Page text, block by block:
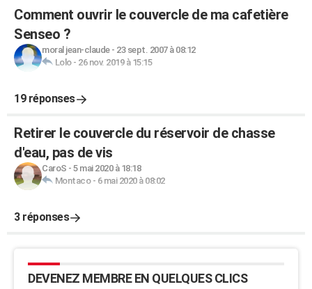
Comment ouvrir le couvercle de ma cafetière
Senseo ?
moral jean-claude- 23 sept. 2007 à 08:12
Lolo- 26 nov. 2019 à 15:15
19 réponses
Retirer le couvercle du réservoir de chasse
d'eau, pas de vis
CaroS - 5 mai 2020 à 18:18
Montaco- 6 mai 2020 à 08:02
3 réponses
DEVENEZ MEMBRE EN QUELQUES CLICS